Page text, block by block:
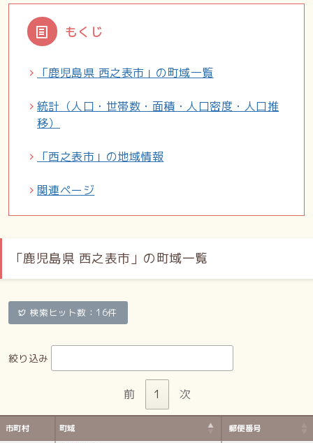
もくじ
「鹿児島県 西之表市」の町域一覧
統計（人口・世帯数・面積・人口密度・人口推
移）
「西之表市」の地域情報
関連ページ
「鹿児島県 西之表市」の町域一覧
検索ヒット数：16件
絞り込み
前 1 次
市町村 町域 郵便番号